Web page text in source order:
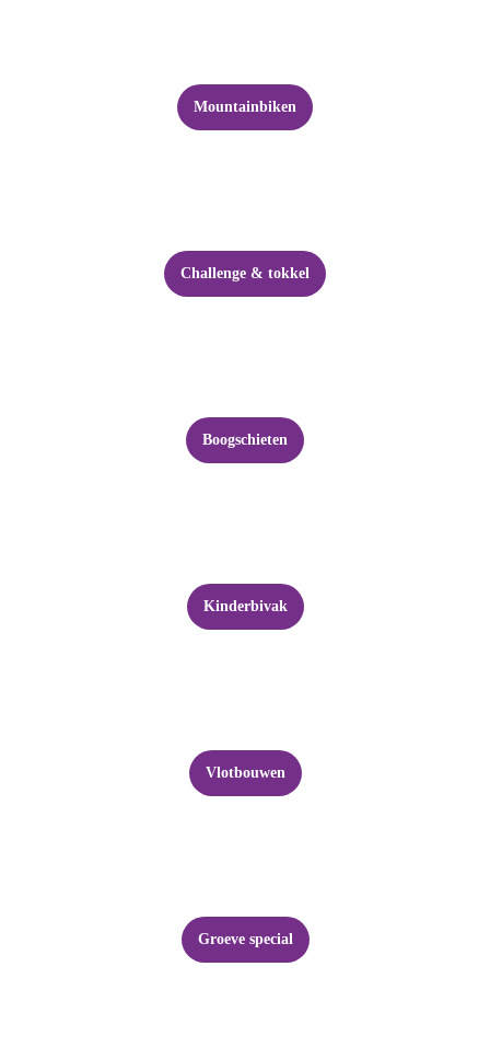
Mountainbiken
Challenge & tokkel
Boogschieten
Kinderbivak
Vlotbouwen
Groeve special